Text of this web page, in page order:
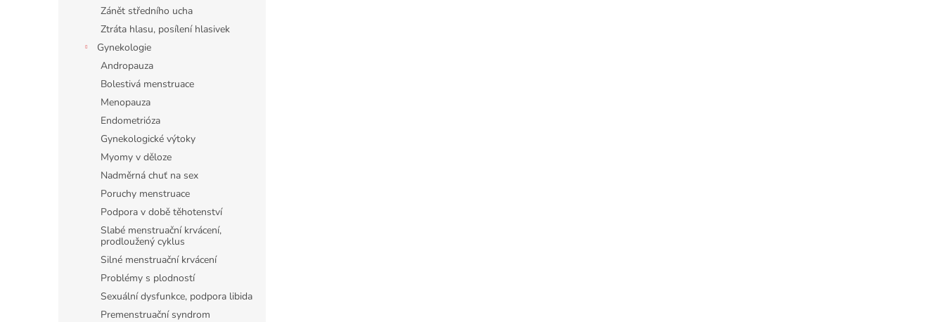
Zánět středního ucha
Ztráta hlasu, posílení hlasivek
Gynekologie
Andropauza
Bolestivá menstruace
Menopauza
Endometrióza
Gynekologické výtoky
Myomy v děloze
Nadměrná chuť na sex
Poruchy menstruace
Podpora v době těhotenství
Slabé menstruační krvácení,
prodloužený cyklus
Silné menstruační krvácení
Problémy s plodností
Sexuální dysfunkce, podpora libida
Premenstruační syndrom